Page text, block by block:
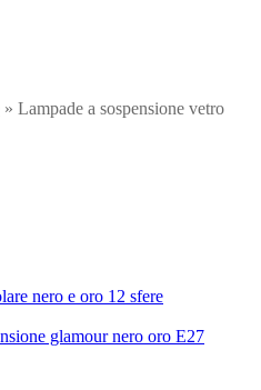
» Lampade a sospensione vetro